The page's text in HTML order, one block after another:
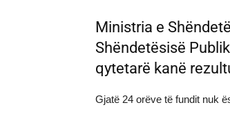
Ministria e
Shëndetësisë
qytetarë kanë
Gjatë 24 orëve të fundit nuk